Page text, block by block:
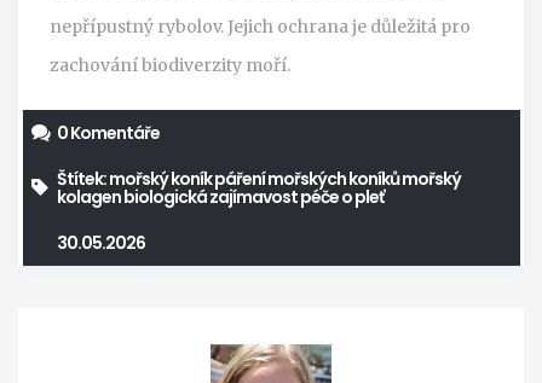
nepřípustný rybolov. Jejich ochrana je důležitá pro
zachování biodiverzity moří.
0 Komentáře
Štítek:mořský koníkpáření mořských koníkůmořský
kolagenbiologická zajímavostpéče o pleť
30.05.2026